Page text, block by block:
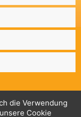
die Verwendung
Cookie